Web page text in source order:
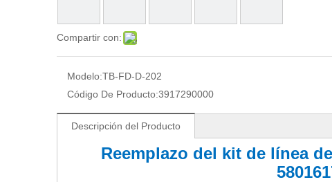
Compartir con:
Modelo:TB-FD-D-202
Código De Producto:3917290000
Descripción del Producto
Reemplazo del kit de línea